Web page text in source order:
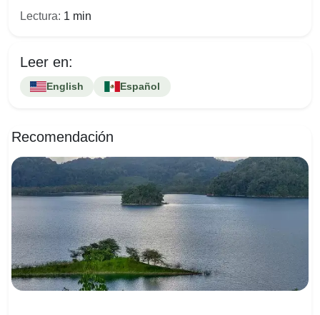
Lectura: 1 min
Leer en:
English Español
Recomendación